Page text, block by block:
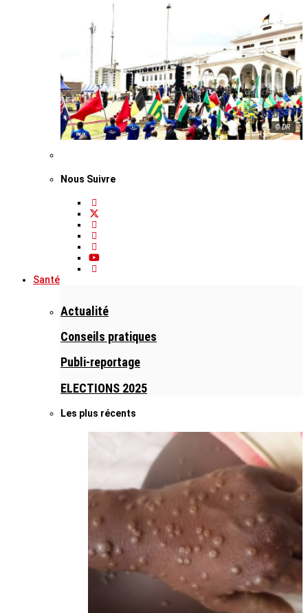
© DR
Nous Suivre
Santé
Actualité
Conseils pratiques
Publi-reportage
ELECTIONS 2025
Les plus récents